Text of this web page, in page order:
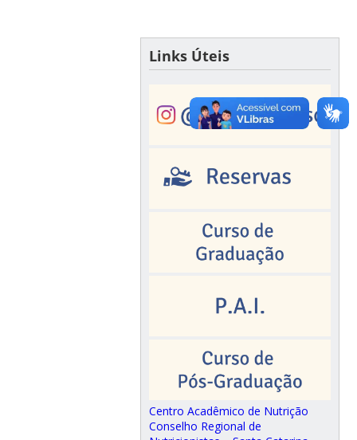
Links Úteis
Centro Acadêmico de Nutrição
Conselho Regional de